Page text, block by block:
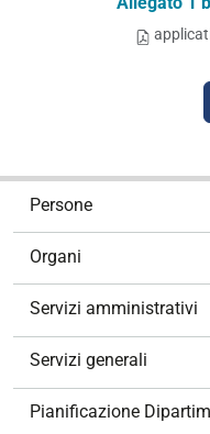
Persone
Organi
Servizi amministrativi
Servizi generali
Pianificazione